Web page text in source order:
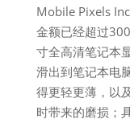
Mobile Pixels
金额已经超过
寸全高清笔记本
滑出到笔记本电
得更轻更薄，以
时带来的磨损；